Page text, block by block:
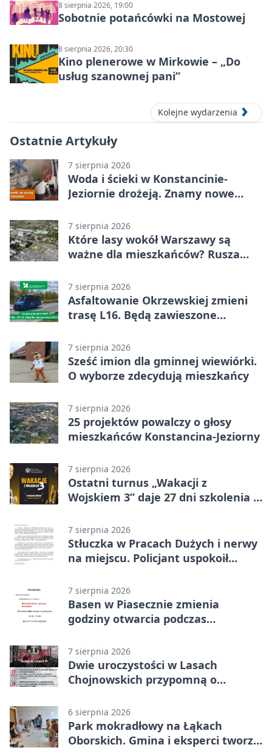
8 sierpnia 2026, 19:00
Sobotnie potańcówki na Mostowej
8 sierpnia 2026, 20:30
Kino plenerowe w Mirkowie – „Do
usług szanownej pani”
Kolejne wydarzenia
Ostatnie Artykuły
7 sierpnia 2026
Woda i ścieki w Konstancinie-
Jeziornie drożeją. Znamy nowe
7 sierpnia 2026
Które lasy wokół Warszawy są
ważne dla mieszkańców? Rusza
7 sierpnia 2026
Asfaltowanie Okrzewskiej zmieni
trasę L16. Będą zawieszone
7 sierpnia 2026
Sześć imion dla gminnej wiewiórki.
O wyborze zdecydują mieszkańcy
7 sierpnia 2026
25 projektów powalczy o głosy
mieszkańców Konstancina-Jeziorny
7 sierpnia 2026
Ostatni turnus „Wakacji z
Wojskiem 3” daje 27 dni szkolenia i
7 sierpnia 2026
Stłuczka w Pracach Dużych i nerwy
na miejscu. Policjant uspokoił
7 sierpnia 2026
Basen w Piasecznie zmienia
godziny otwarcia podczas
7 sierpnia 2026
Dwie uroczystości w Lasach
Chojnowskich przypomną o
6 sierpnia 2026
Park mokradłowy na Łąkach
Oborskich. Gmina i eksperci tworzą